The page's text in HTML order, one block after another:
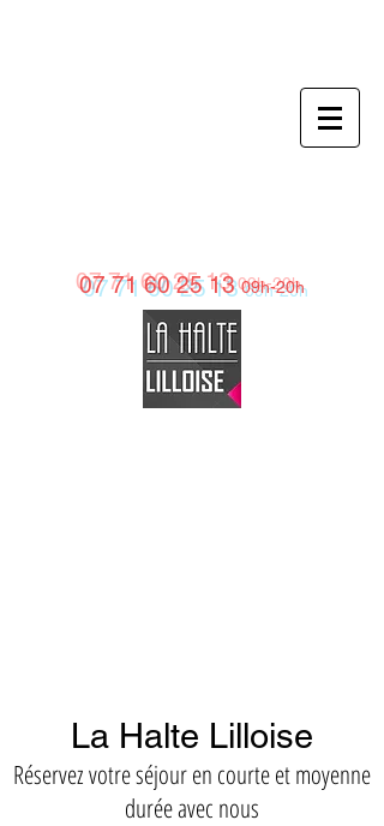
07 71 60 25 13 09h-20h
La Halte Lilloise
Réservez votre séjour en courte et moyenne
durée avec nous